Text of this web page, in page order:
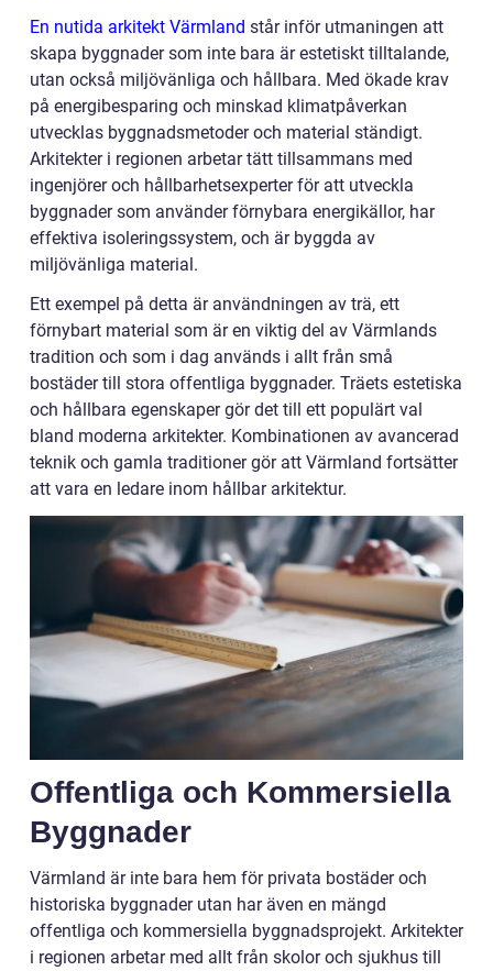
En nutida arkitekt Värmland står inför utmaningen att
skapa byggnader som inte bara är estetiskt tilltalande,
utan också miljövänliga och hållbara. Med ökade krav
på energibesparing och minskad klimatpåverkan
utvecklas byggnadsmetoder och material ständigt.
Arkitekter i regionen arbetar tätt tillsammans med
ingenjörer och hållbarhetsexperter för att utveckla
byggnader som använder förnybara energikällor, har
effektiva isoleringssystem, och är byggda av
miljövänliga material.
Ett exempel på detta är användningen av trä, ett
förnybart material som är en viktig del av Värmlands
tradition och som i dag används i allt från små
bostäder till stora offentliga byggnader. Träets estetiska
och hållbara egenskaper gör det till ett populärt val
bland moderna arkitekter. Kombinationen av avancerad
teknik och gamla traditioner gör att Värmland fortsätter
att vara en ledare inom hållbar arkitektur.
Offentliga och Kommersiella
Byggnader
Värmland är inte bara hem för privata bostäder och
historiska byggnader utan har även en mängd
offentliga och kommersiella byggnadsprojekt. Arkitekter
i regionen arbetar med allt från skolor och sjukhus till